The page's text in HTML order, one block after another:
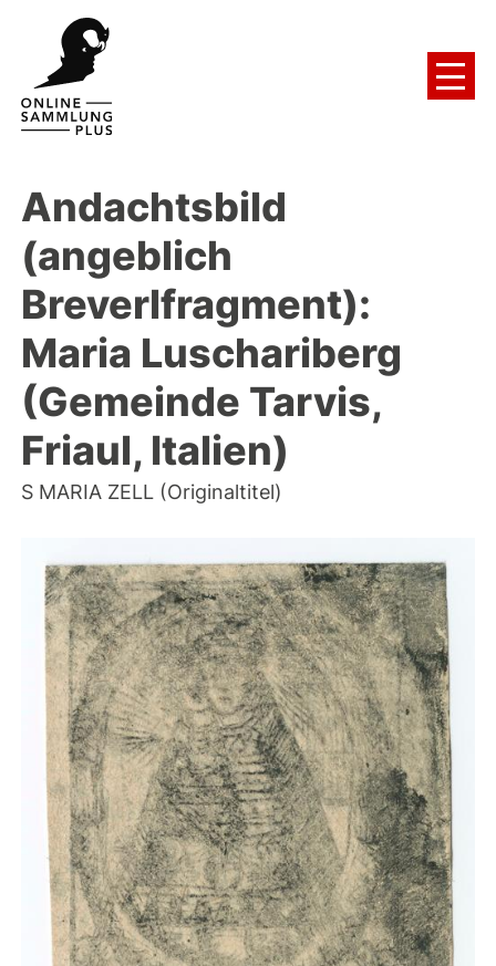
Andachtsbild
(angeblich
Breverlfragment):
Maria Luschariberg
(Gemeinde Tarvis,
Friaul, Italien)
S MARIA ZELL (Originaltitel)